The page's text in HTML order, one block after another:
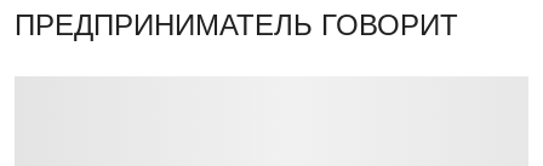
ПРЕДПРИНИМАТЕЛЬ ГОВОРИТ